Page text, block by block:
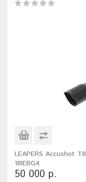
LEAPERS Accushot
18IEBG4
50 000 р.